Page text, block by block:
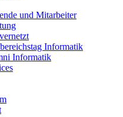
und Mitarbeiter
Informatik
Informatik